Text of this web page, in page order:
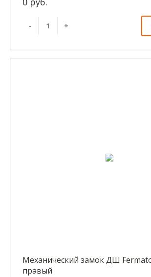
- +
Механический замок ДШ
правый